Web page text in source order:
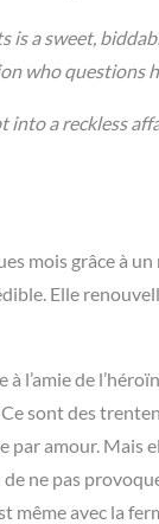
is a sweet,
who questions
a reckless
mois grâce à
Elle
à l’amie de
sont des
amour. Mais
ne pas
même avec la